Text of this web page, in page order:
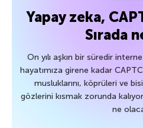
Yapay zeka,
Sırada
On yılı aşkın bir süredir
hayatımıza girene kadar
musluklarını, köprüleri ve
gözlerini kısmak zorunda
ne